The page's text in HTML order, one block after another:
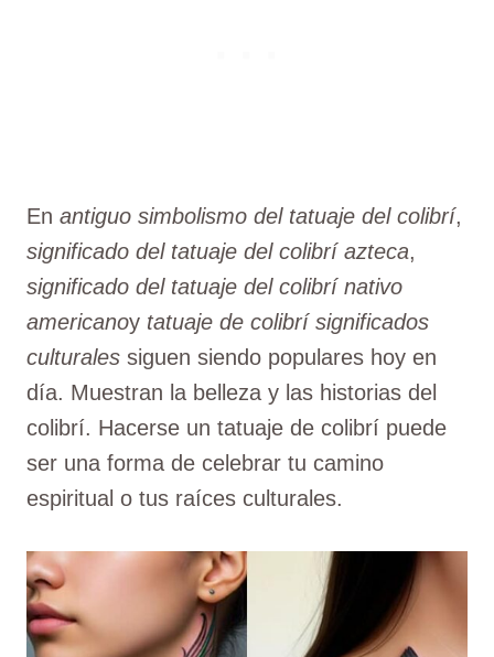
En antiguo simbolismo del tatuaje del colibrí,
significado del tatuaje del colibrí azteca,
significado del tatuaje del colibrí nativo
americanoy tatuaje de colibrí significados
culturales siguen siendo populares hoy en
día. Muestran la belleza y las historias del
colibrí. Hacerse un tatuaje de colibrí puede
ser una forma de celebrar tu camino
espiritual o tus raíces culturales.